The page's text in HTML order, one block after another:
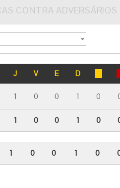
CONTRA ADVERSÁRIOS
J V E D
1 0 0 1 0
1 0 0 1 0
1 0 0 1 0